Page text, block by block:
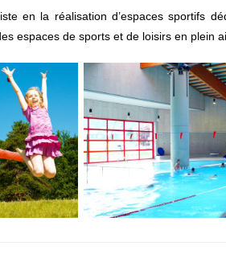
en la réalisation d’espaces sportifs
espaces de sports et de loisirs en plein